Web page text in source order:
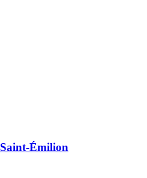
Saint-Émilion